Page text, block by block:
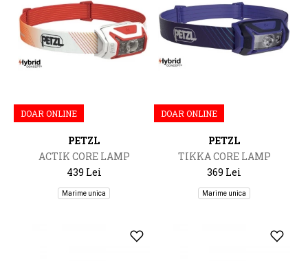
DOAR ONLINE
PETZL
ACTIK CORE LAMP
439 Lei
Marime unica
DOAR ONLINE
PETZL
TIKKA CORE LAMP
369 Lei
Marime unica